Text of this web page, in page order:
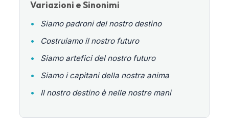
Variazioni e Sinonimi
•
Siamo padroni del nostro destino
•
Costruiamo il nostro futuro
•
Siamo artefici del nostro futuro
•
Siamo i capitani della nostra anima
•
Il nostro destino è nelle nostre mani